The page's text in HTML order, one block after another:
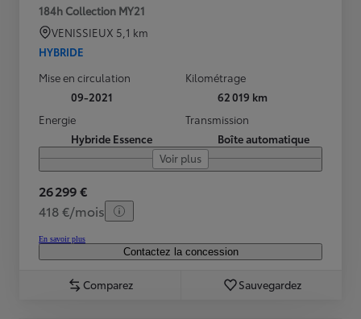
184h Collection MY21
VENISSIEUX 5,1 km
HYBRIDE
Mise en circulation
09-2021
Kilométrage
62 019 km
Energie
Hybride Essence
Transmission
Boîte automatique
Voir plus
26 299 €
418 €/mois
En savoir plus
Contactez la concession
Comparez Sauvegardez